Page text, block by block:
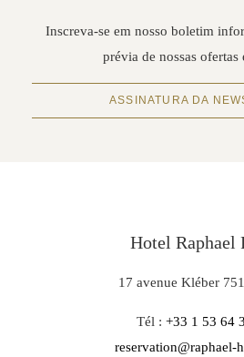
Inscreva-se em nosso boletim
prévia de nossas ofertas
ASSINATURA DA
Hotel Raphael
17 avenue Kléber
Tél : +33 1 53 64
reservation@raphael-